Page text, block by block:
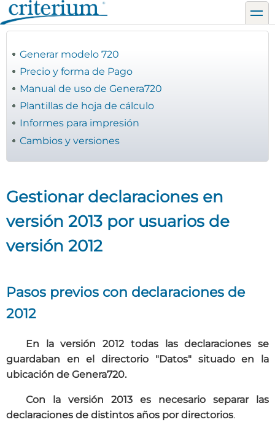
Pasar
al
principal
Generar modelo 720
Precio y forma de Pago
Manual de uso de Genera720
Plantillas de hoja de cálculo
Informes para impresión
Cambios y versiones
Gestionar declaraciones en
versión 2013 por usuarios de
versión 2012
Pasos previos con declaraciones de
2012
En la versión 2012 todas las declaraciones se
guardaban en el directorio "Datos" situado en la
ubicación de Genera720.
Con la versión 2013 es necesario separar las
declaraciones de distintos años por directorios.